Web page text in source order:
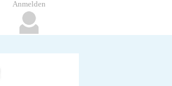
Anmelden